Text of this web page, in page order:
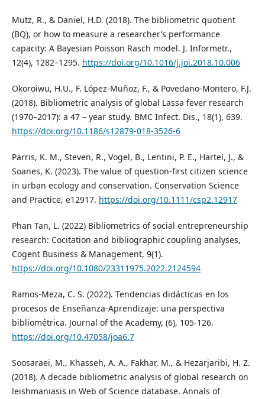
Mutz, R., & Daniel, H.D. (2018). The bibliometric quotient
(BQ), or how to measure a researcher’s performance
capacity: A Bayesian Poisson Rasch model. J. Informetr.,
12(4), 1282–1295. https://doi.org/10.1016/j.joi.2018.10.006
Okoroiwu, H.U., F. López-Muñoz, F., & Povedano-Montero, F.J.
(2018). Bibliometric analysis of global Lassa fever research
(1970–2017): a 47 – year study. BMC Infect. Dis., 18(1), 639.
https://doi.org/10.1186/s12879-018-3526-6
Parris, K. M., Steven, R., Vogel, B., Lentini, P. E., Hartel, J., &
Soanes, K. (2023). The value of question-first citizen science
in urban ecology and conservation. Conservation Science
and Practice, e12917. https://doi.org/10.1111/csp2.12917
Phan Tan, L. (2022) Bibliometrics of social entrepreneurship
research: Cocitation and bibliographic coupling analyses,
Cogent Business & Management, 9(1).
https://doi.org/10.1080/23311975.2022.2124594
Ramos-Meza, C. S. (2022). Tendencias didácticas en los
procesos de Enseñanza-Aprendizaje: una perspectiva
bibliométrica. Journal of the Academy, (6), 105-126.
https://doi.org/10.47058/joa6.7
Soosaraei, M., Khasseh, A. A., Fakhar, M., & Hezarjaribi, H. Z.
(2018). A decade bibliometric analysis of global research on
leishmaniasis in Web of Science database. Annals of